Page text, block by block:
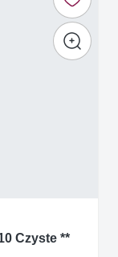
Czyste **